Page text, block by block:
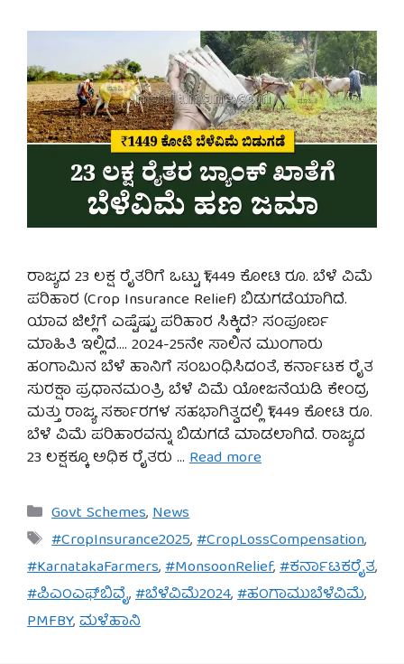
ರಾಜ್ಯದ 23 ಲಕ್ಷ ರೈತರಿಗೆ ಒಟ್ಟು ₹1,449 ಕೋಟಿ ರೂ. ಬೆಳೆ ವಿಮೆ
ಪರಿಹಾರ (Crop Insurance Relief) ಬಿಡುಗಡೆಯಾಗಿದೆ.
ಯಾವ ಜಿಲ್ಲೆಗೆ ಎಷ್ಟೆಷ್ಟು ಪರಿಹಾರ ಸಿಕ್ಕಿದೆ? ಸಂಪೂರ್ಣ
ಮಾಹಿತಿ ಇಲ್ಲಿದೆ…. 2024-25ನೇ ಸಾಲಿನ ಮುಂಗಾರು
ಹಂಗಾಮಿನ ಬೆಳೆ ಹಾನಿಗೆ ಸಂಬಂಧಿಸಿದಂತೆ, ಕರ್ನಾಟಕ ರೈತ
ಸುರಕ್ಷಾ ಪ್ರಧಾನಮಂತ್ರಿ ಬೆಳೆ ವಿಮೆ ಯೋಜನೆಯಡಿ ಕೇಂದ್ರ
ಮತ್ತು ರಾಜ್ಯ ಸರ್ಕಾರಗಳ ಸಹಭಾಗಿತ್ವದಲ್ಲಿ ₹1,449 ಕೋಟಿ ರೂ.
ಬೆಳೆ ವಿಮೆ ಪರಿಹಾರವನ್ನು ಬಿಡುಗಡೆ ಮಾಡಲಾಗಿದೆ. ರಾಜ್ಯದ
23 ಲಕ್ಷಕ್ಕೂ ಅಧಿಕ ರೈತರು … Read more
Categories
Govt Schemes,News
Tags
#CropInsurance2025,#CropLossCompensation,
#KarnatakaFarmers,#MonsoonRelief,#ಕರ್ನಾಟಕರೈತ,
#ಪಿಎಂಎಫ್‌ಬಿವೈ,#ಬೆಳೆವಿಮೆ2024,#ಹಂಗಾಮುಬೆಳೆವಿಮೆ,
PMFBY,ಮಳೆಹಾನಿ